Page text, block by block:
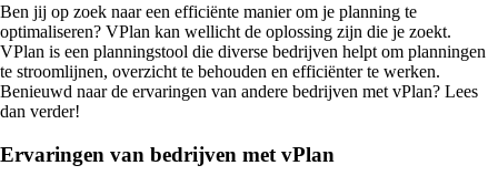
Ben jij op zoek naar een efficiënte manier om je planning te
optimaliseren? VPlan kan wellicht de oplossing zijn die je zoekt.
VPlan is een planningstool die diverse bedrijven helpt om planningen
te stroomlijnen, overzicht te behouden en efficiënter te werken.
Benieuwd naar de ervaringen van andere bedrijven met vPlan? Lees
dan verder!
Ervaringen van bedrijven met vPlan